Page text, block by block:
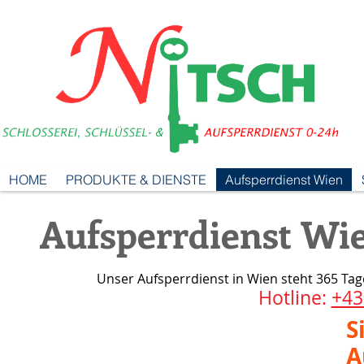
HOME PRODUKTE & DIENSTE Aufsperrdienst Wien
Aufsperrdienst
Unser Aufsperrdienst in Wien steht 365
Hotline: